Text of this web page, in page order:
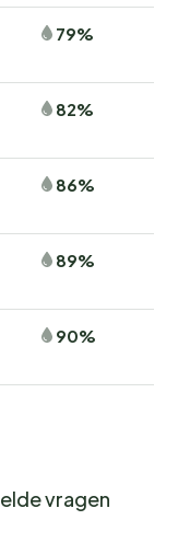
79%
82%
86%
89%
90%
vragen